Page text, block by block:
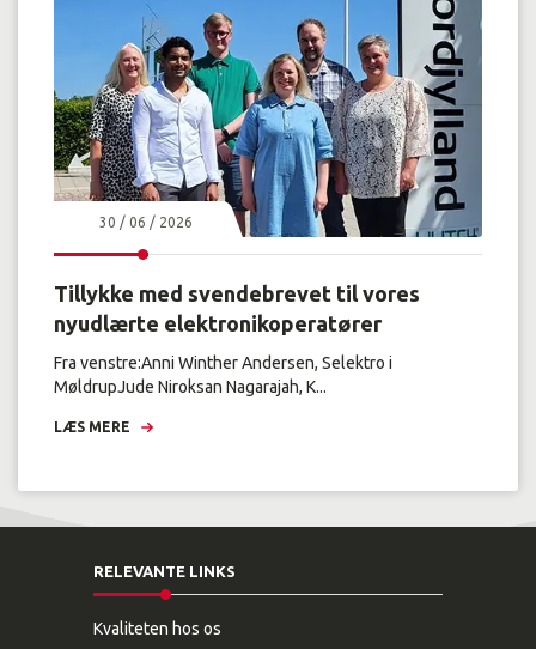
30 / 06 / 2026
Tillykke med svendebrevet til vores
nyudlærte elektronikoperatører
Fra venstre:Anni Winther Andersen, Selektro i
MøldrupJude Niroksan Nagarajah, K...
LÆS MERE
RELEVANTE LINKS
Kvaliteten hos os